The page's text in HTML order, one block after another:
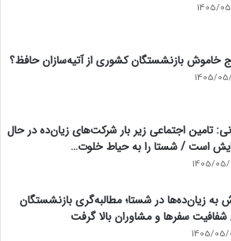
1405/
خاموش بازنشستگان کشوری از آتیه‌سازان حافظ؟
1405/
تامین اجتماعی زیر بار شرکت‌های زیان‌ده در حال
است / شستا را به حیاط خلوت…
1405/05/
به زیان‌ده‌ها در شستا؛ مطالبه‌گری بازنشستگان
شفافیت سفرها و مشاوران بالا گرفت
1405/05/